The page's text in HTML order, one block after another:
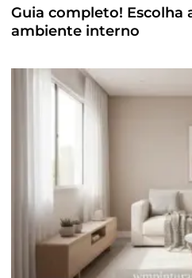
Guia completo! Escolha
ambiente interno